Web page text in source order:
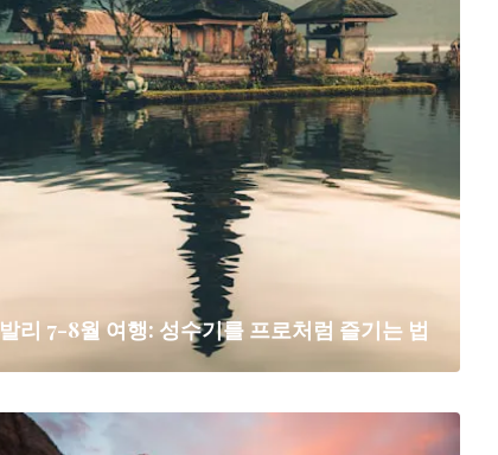
발리 7-8월 여행: 성수기를 프로처럼 즐기는 법